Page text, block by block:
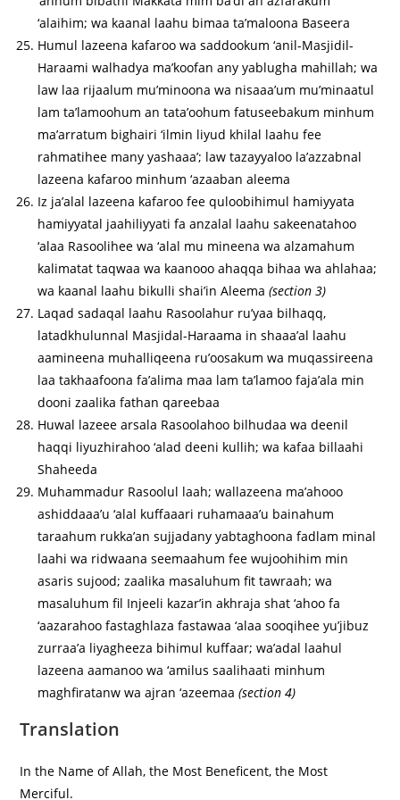
‘alaihim; wa kaanal laahu bimaa ta’maloona Baseera
Humul lazeena kafaroo wa saddookum ‘anil-Masjidil-
Haraami walhadya ma’koofan any yablugha mahillah; wa
law laa rijaalum mu’minoona wa nisaaa’um mu’minaatul
lam ta’lamoohum an tata’oohum fatuseebakum minhum
ma’arratum bighairi ‘ilmin liyud khilal laahu fee
rahmatihee many yashaaa’; law tazayyaloo la’azzabnal
lazeena kafaroo minhum ‘azaaban aleema
Iz ja’alal lazeena kafaroo fee quloobihimul hamiyyata
hamiyyatal jaahiliyyati fa anzalal laahu sakeenatahoo
‘alaa Rasoolihee wa ‘alal mu mineena wa alzamahum
kalimatat taqwaa wa kaanooo ahaqqa bihaa wa ahlahaa;
wa kaanal laahu bikulli shai’in Aleema(section 3)
Laqad sadaqal laahu Rasoolahur ru’yaa bilhaqq,
latadkhulunnal Masjidal-Haraama in shaaa’al laahu
aamineena muhalliqeena ru’oosakum wa muqassireena
laa takhaafoona fa’alima maa lam ta’lamoo faja’ala min
dooni zaalika fathan qareebaa
Huwal lazeee arsala Rasoolahoo bilhudaa wa deenil
haqqi liyuzhirahoo ‘alad deeni kullih; wa kafaa billaahi
Shaheeda
Muhammadur Rasoolul laah; wallazeena ma’ahooo
ashiddaaa’u ‘alal kuffaaari ruhamaaa’u bainahum
taraahum rukka’an sujjadany yabtaghoona fadlam minal
laahi wa ridwaana seemaahum fee wujoohihim min
asaris sujood; zaalika masaluhum fit tawraah; wa
masaluhum fil Injeeli kazar’in akhraja shat ‘ahoo fa
‘aazarahoo fastaghlaza fastawaa ‘alaa sooqihee yu’jibuz
zurraa’a liyagheeza bihimul kuffaar; wa’adal laahul
lazeena aamanoo wa ‘amilus saalihaati minhum
maghfiratanw wa ajran ‘azeemaa(section 4)
Translation
In the Name of Allah, the Most Beneficent, the Most
Merciful.